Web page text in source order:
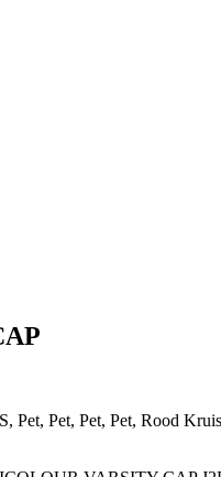
Pet, Pet, Pet, Pet, Rood